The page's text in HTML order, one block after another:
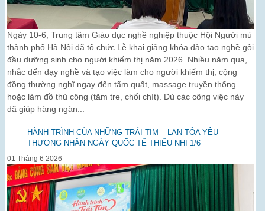
Ngày 10-6, Trung tâm Giáo dục nghề nghiệp thuộc Hội Người mù
thành phố Hà Nội đã tổ chức Lễ khai giảng khóa đào tạo nghề gội
đầu dưỡng sinh cho người khiếm thị năm 2026. Nhiều năm qua,
nhắc đến dạy nghề và tạo việc làm cho người khiếm thị, cộng
đồng thường nghĩ ngay đến tẩm quất, massage truyền thống
hoặc làm đồ thủ công (tăm tre, chổi chít). Dù các công việc này
đã giúp hàng ngàn...
HÀNH TRÌNH CỦA NHỮNG TRÁI TIM – LAN TỎA YÊU
THƯƠNG NHÂN NGÀY QUỐC TẾ THIẾU NHI 1/6
01 Tháng 6 2026